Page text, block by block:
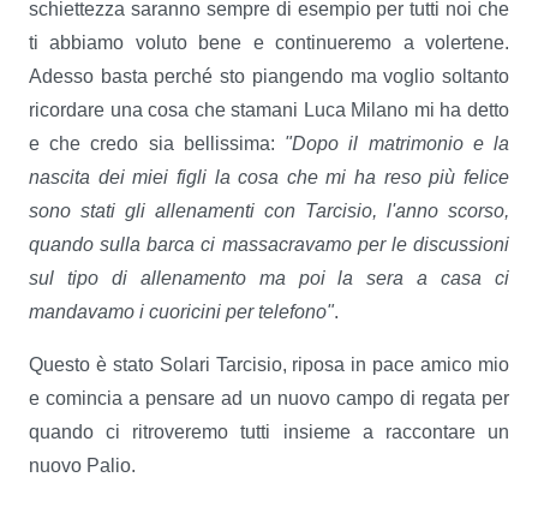
schiettezza saranno sempre di esempio per tutti noi che
ti abbiamo voluto bene e continueremo a volertene.
Adesso basta perché sto piangendo ma voglio soltanto
ricordare una cosa che stamani Luca Milano mi ha detto
e che credo sia bellissima: "Dopo il matrimonio e la
nascita dei miei figli la cosa che mi ha reso più felice
sono stati gli allenamenti con Tarcisio, l'anno scorso,
quando sulla barca ci massacravamo per le discussioni
sul tipo di allenamento ma poi la sera a casa ci
mandavamo i cuoricini per telefono".
Questo è stato Solari Tarcisio, riposa in pace amico mio
e comincia a pensare ad un nuovo campo di regata per
quando ci ritroveremo tutti insieme a raccontare un
nuovo Palio.